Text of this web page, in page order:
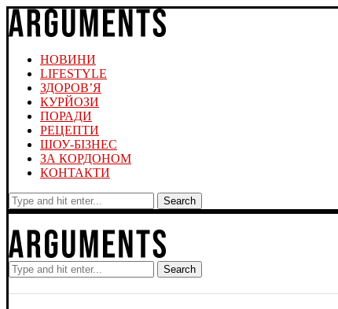
НОВИНИ
LIFESTYLE
ЗДОРОВ’Я
КУРЙОЗИ
ПОРАДИ
РЕЦЕПТИ
ШОУ-БІЗНЕС
ЗА КОРДОНОМ
КОНТАКТИ
Search
Search